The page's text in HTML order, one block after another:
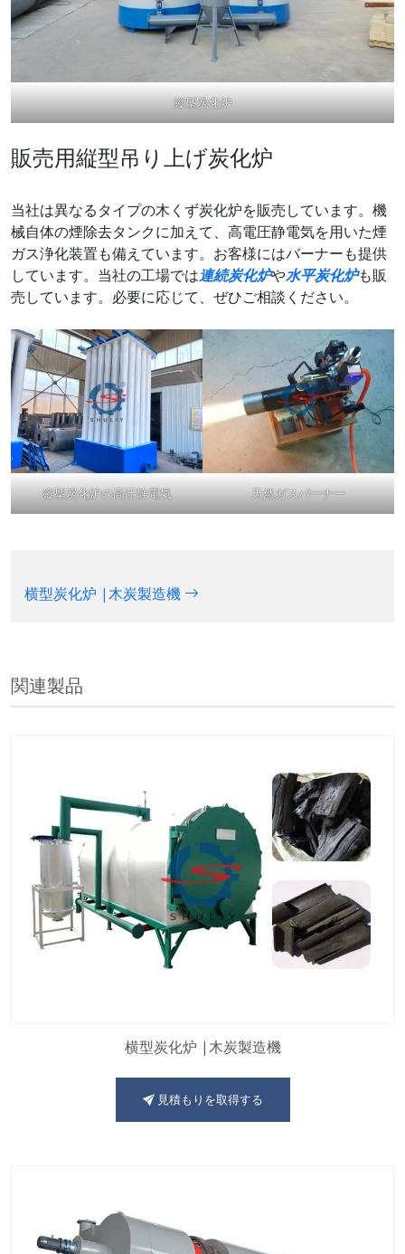
縦型炭化炉
販売用縦型吊り上げ炭化炉
当社は異なるタイプの木くず炭化炉を販売しています。機
械自体の煙除去タンクに加えて、高電圧静電気を用いた煙
ガス浄化装置も備えています。お客様にはバーナーも提供
しています。当社の工場では連続炭化炉や水平炭化炉も販
売しています。必要に応じて、ぜひご相談ください。
縦型炭化炉の高圧静電気 天然ガスバーナー
横型炭化炉 |木炭製造機
関連製品
横型炭化炉 |木炭製造機
見積もりを取得する